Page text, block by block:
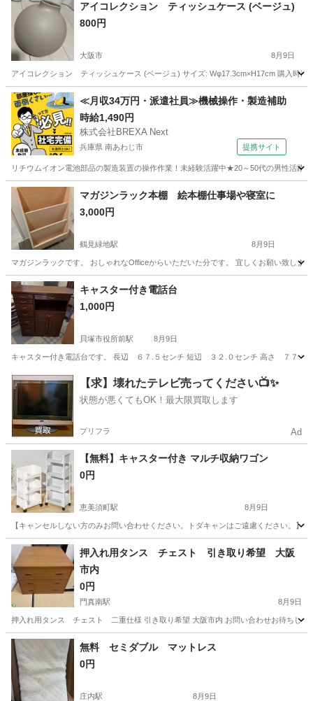
アイコレクション ティッシュケース (ベージュ)
800円
大阪市 8月9日
アイコレクション ティッシュケース (ベージュ) サイズ: Wφ17.3cm×H17cm 購入時期
大阪 大阪市 インテリア雑貨/小物 ティッシュ
≪月収34万円・派遣社員≫機械操作・製造補助
時給1,490円
株式会社BREXA Next
兵庫県 南あわじ市 提携サイト
リチウムイオン電池部品の製造装置の操作作業！未経験活躍中★20～50代の男性活
兵庫 南あわじ市 その他
マガジンラック本棚 絵本棚仕事場や寝室に
3,000円
鶴見緑地駅 8月9日
マガジンラックです。 おしゃれなOfficeからいただいた分です。 宜しくお願い致しま
大阪 大阪市 鶴見緑地駅 オフィス用家具
キャスター付き電話台
1,000円
貝塚市役所前駅 8月9日
キャスター付き電話台です。 長辺 ６７.５センチ 短辺 ３２.０センチ 高さ ７７.５
大阪 貝塚市 貝塚市役所前駅 収納家具 キャスター
【求】壊れたテレビ売ってください📺✨
状態が悪くてもOK！最大限買取します
プリフラ Ad
【無料】キャスター付き マルチ収納ワゴン
0円
恵美須町駅 8月9日
【キャンセルしない方のみお問い合わせください。トダキャンはご遠慮ください。
大阪 大阪市 恵美須町駅 収納家具
押入れ用タンス チェスト 引き取り希望 大阪
市内
0円
門真南駅 8月9日
押入れ用タンス チェスト 二重仕様 引き取り希望 大阪市内 お問い合わせお待ちし
大阪 門真市 門真南駅 収納家具 チェスト
無料 セミダブル マットレス
0円
庄内駅 8月9日